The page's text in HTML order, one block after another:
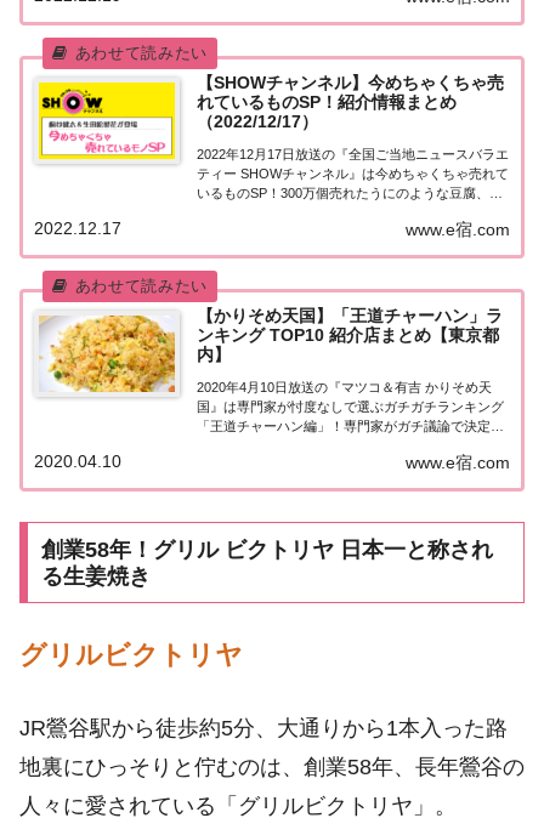
位メニューを当てる旅今、安...
【SHOWチャンネル】今めちゃくちゃ売
れているものSP！紹介情報まとめ
（2022/12/17）
2022年12月17日放送の『全国ご当地ニュースバラエ
ティー SHOWチャンネル』は今めちゃくちゃ売れて
いるものSP！300万個売れたうにのような豆腐、ナ
門店、話題のティラノサウルスレース！58秒で焼き
www.e宿.com
2022.12.17
【かりそめ天国】「王道チャーハン」ラ
ンキング TOP10 紹介店まとめ【東京都
内】
2020年4月10日放送の『マツコ＆有吉 かりそめ天
国』は専門家が忖度なしで選ぶガチガチランキング
「王道チャーハン編」！専門家がガチ議論で決定！
ばれたのは！？紹介された情報はこちら！「王道チ
www.e宿.com
2020.04.10
創業58年！グリル ビクトリヤ 日本一と称され
る生姜焼き
グリルビクトリヤ
JR鶯谷駅から徒歩約5分、大通りから1本入った路
地裏にひっそりと佇むのは、創業58年、長年鶯谷の
人々に愛されている「グリルビクトリヤ」。